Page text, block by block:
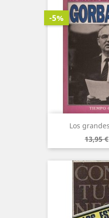
Los
Precio
base
13,95 €
-5%